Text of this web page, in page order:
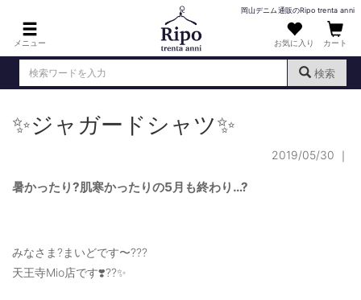
メニュー
岡山デニム通販のRipo trenta anni
お気に入り カート
検索
ログイン （ 新規会員登録 ）
DENIM : デニム
TOPS : トップス
T-SHIRT : Tシャツ
✨ジャガードシャツ✨
2019/05/30 ｜
暑かったり?肌寒かったりの5月も終わり…?
みなさま?まいどです〜???
天王寺Mio店です❣️??✨